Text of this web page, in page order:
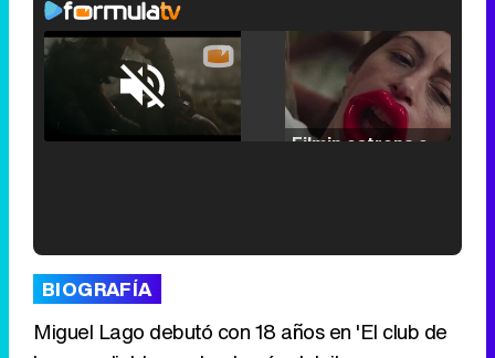
Unmute /
Loaded :
BIOGRAFÍA
Miguel Lago debutó con 18 años en 'El club de